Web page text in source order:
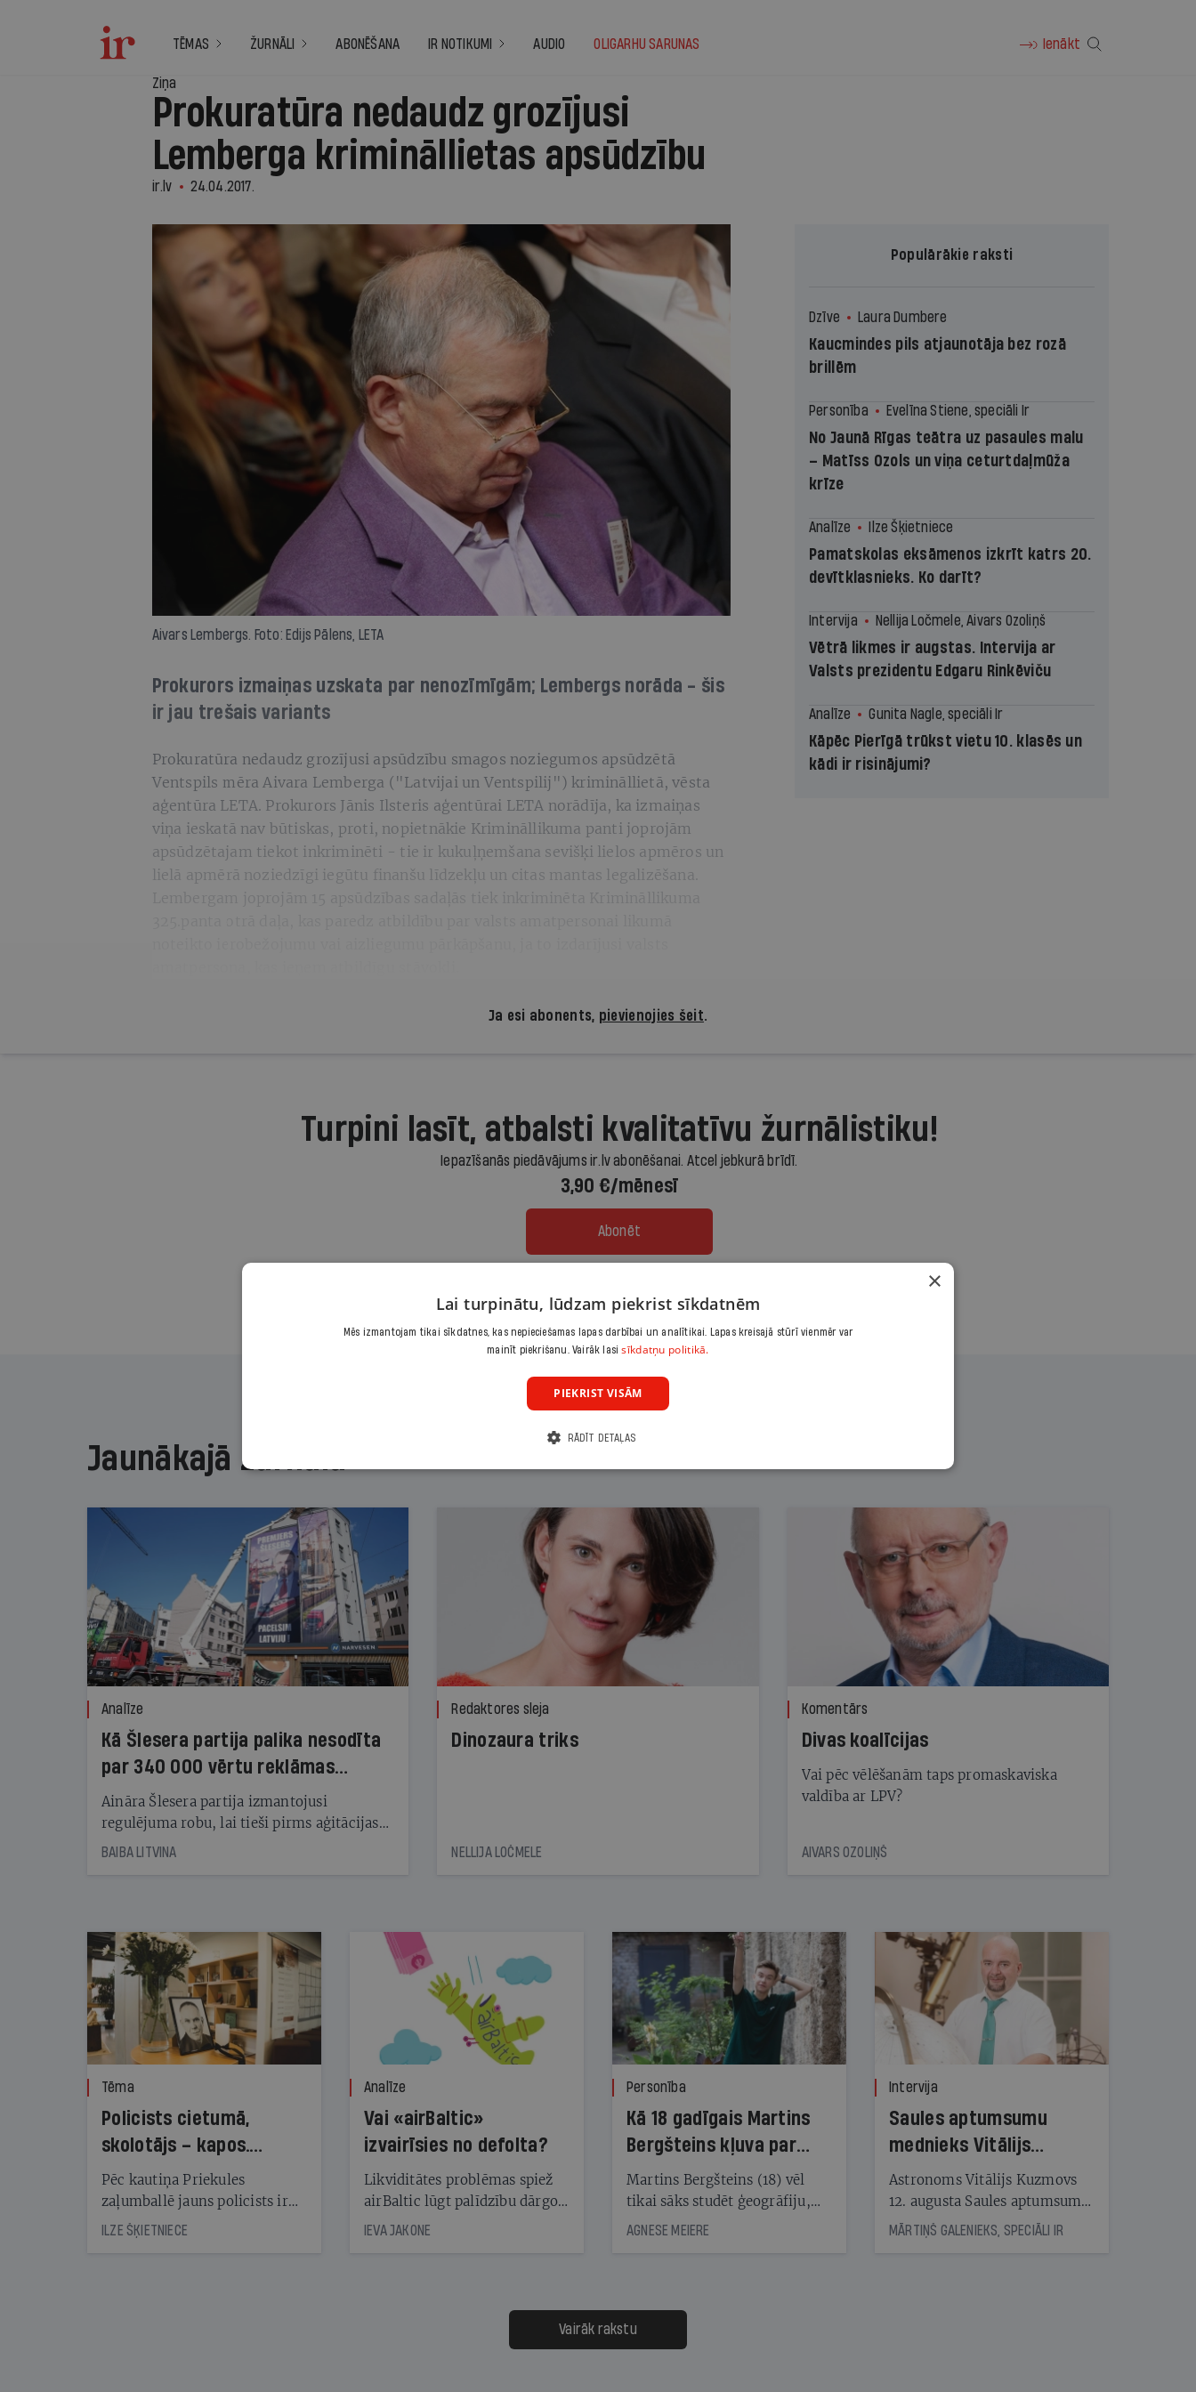
TĒMAS ŽURNĀLI ABONĒŠANA IR NOTIKUMI AUDIO OLIGARHU SARUNAS Ienākt
Ziņa
Prokuratūra nedaudz grozījusi
Lemberga krimināllietas apsūdzību
ir.lv 24.04.2017.
Aivars Lembergs. Foto: Edijs Pālens, LETA
Prokurors izmaiņas uzskata par nenozīmīgām; Lembergs norāda - šis
ir jau trešais variants
Prokuratūra nedaudz grozījusi apsūdzību smagos noziegumos apsūdzētā
Ventspils mēra Aivara Lemberga ("Latvijai un Ventspilij") krimināllietā, vēsta
aģentūra LETA. Prokurors Jānis Ilsteris aģentūrai LETA norādīja, ka izmaiņas
viņa ieskatā nav būtiskas, proti, nopietnākie Krimināllikuma panti joprojām
apsūdzētajam tiekot inkriminēti - tie ir kukuļņemšana sevišķi lielos apmēros un
lielā apmērā noziedzīgi iegūtu finanšu līdzekļu un citas mantas legalizēšana.
Lembergam joprojām 15 apsūdzības sadaļās tiek inkriminēta Krimināllikuma
Populārākie raksti
Dzīve Laura Dumbere
Kaucmindes pils atjaunotāja bez rozā
brillēm
Personība Evelīna Stiene, speciāli Ir
No Jaunā Rīgas teātra uz pasaules malu
– Matīss Ozols un viņa ceturtdaļmūža
krīze
Analīze Ilze Šķietniece
Pamatskolas eksāmenos izkrīt katrs 20.
devītklasnieks. Ko darīt?
Intervija Nellija Ločmele, Aivars Ozoliņš
Vētrā likmes ir augstas. Intervija ar
Valsts prezidentu Edgaru Rinkēviču
Analīze Gunita Nagle, speciāli Ir
Kāpēc Pierīgā trūkst vietu 10. klasēs un
kādi ir risinājumi?
Ja esi abonents, pievienojies šeit.
Turpini lasīt, atbalsti kvalitatīvu žurnālistiku!
Iepazīšanās piedāvājums ir.lv abonēšanai. Atcel jebkurā brīdī.
3,90 €/mēnesī
Abonēt
Jaunākajā žurnālā
Analīze
Kā Šlesera partija palika nesodīta
par 340 000 vērtu reklāmas
kampaņu
Aināra Šlesera partija izmantojusi
regulējuma robu, lai tieši pirms aģitācijas
starta izreklamētos par summu, kas
BAIBA LITVINA
Redaktores sleja
Dinozaura triks
NELLIJA LOČMELE
Komentārs
Divas koalīcijas
Vai pēc vēlēšanām taps promaskaviska
valdība ar LPV?
AIVARS OZOLIŅŠ
Tēma
Policists cietumā,
skolotājs – kapos.
Reibuma cena Priekulē
Pēc kautiņa Priekules
zaļumballē jauns policists ir
nonācis cietumā, bet
cienījams pedagogs — kapos.
ILZE ŠĶIETNIECE
Analīze
Vai «airBaltic»
izvairīsies no defolta?
Likviditātes problēmas spiež
airBaltic lūgt palīdzību dārgo
obligāciju turētājiem, taču
samaksāt augstos procentus,
kas jāpārskaita jau trīs dienas
pirms nākamās sapulces
IEVA JAKONE
Personība
Kā 18 gadīgais Martins
Bergšteins kļuva par
laika ziņu seju?
Martins Bergšteins (18) vēl
tikai sāks studēt ģeogrāfiju,
bet viņa sacītajam jau uzticas
uzcītīga darba, mammas
atbalsts un drosme turpināt
meteovērojumus arī tad, kad
AGNESE MEIERE
Intervija
Saules aptumsumu
mednieks Vitālijs
Kuzmovs
Astronoms Vitālijs Kuzmovs
12. augusta Saules aptumsumu
dosies vērot Maļorkā, kur tas
būs pilns. Jau nākamajā dienā
MĀRTIŅŠ GALENIEKS, SPECIĀLI IR
Vairāk rakstu
×
Lai turpinātu, lūdzam piekrist sīkdatnēm
Mēs izmantojam tikai sīkdatnes, kas nepieciešamas lapas darbībai un analītikai. Lapas kreisajā stūrī vienmēr var
mainīt piekrišanu. Vairāk lasisīkdatņu politikā.
PIEKRIST VISĀM
RĀDĪT DETAĻAS